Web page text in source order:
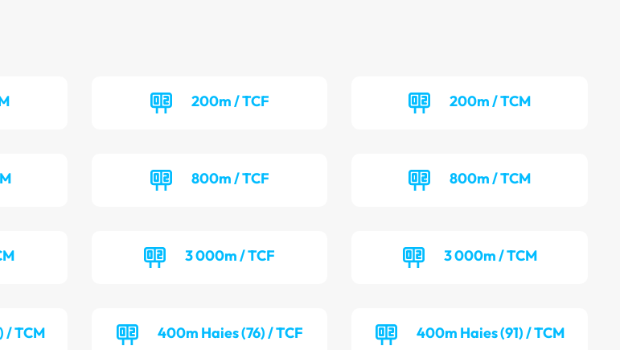
200m / TCF 200m / TCM
800m / TCF 800m / TCM
3 000m / TCF 3 000m / TCM
/ TCM 400m Haies (76) / TCF 400m Haies (91) / TCM